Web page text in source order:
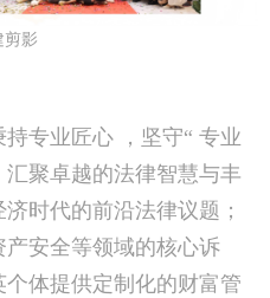
剪影
专业匠心 ，坚守“ 专业
聚卓越的法律智慧与丰
时代的前沿法律议题；
安全等领域的核心诉
体提供定制化的财富管